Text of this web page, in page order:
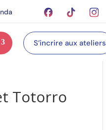
S’incrire aux ateliers
Totorro